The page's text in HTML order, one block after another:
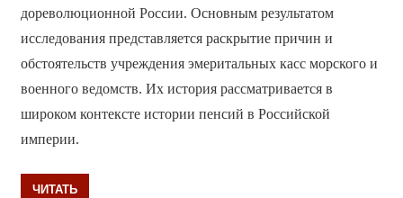
дореволюционной России. Основным результатом
исследования представляется раскрытие причин и
обстоятельств учреждения эмеритальных касс морского и
военного ведомств. Их история рассматривается в
широком контексте истории пенсий в Российской
империи.
ЧИТАТЬ